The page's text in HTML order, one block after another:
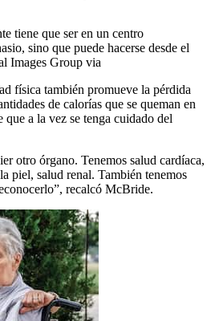
tiene que ser en un centro
sino que puede hacerse desde el
Images Group via
física también promueve la pérdida
de calorías que se queman en
que a la vez se tenga cuidado del
otro órgano. Tenemos salud cardíaca,
piel, salud renal. También tenemos
recalcó McBride.